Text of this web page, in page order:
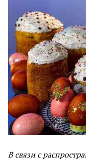
В связи с